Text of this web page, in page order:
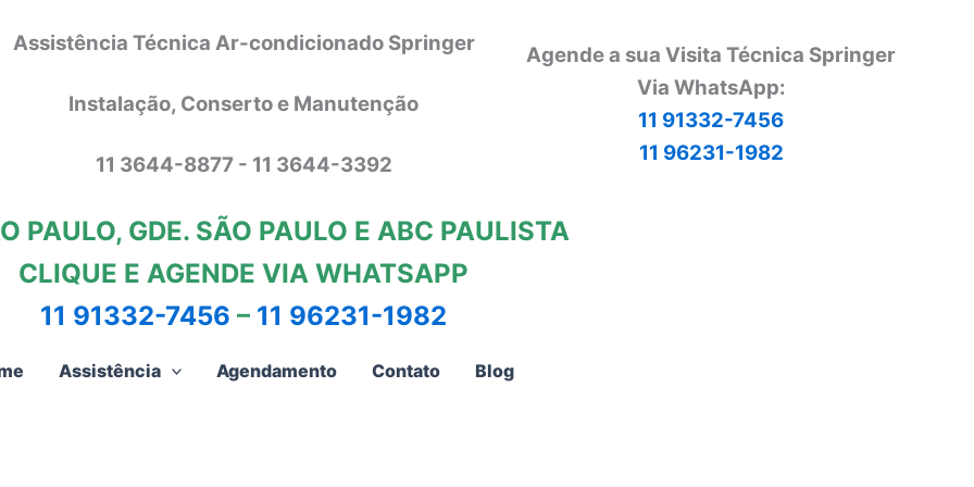
Assistência Técnica Ar-condicionado Springer
Instalação, Conserto e Manutenção
11 3644-8877 - 11 3644-3392
Agende a sua Visita Técnica Springer
Via WhatsApp:
11 91332-7456
11 96231-1982
PAULO, GDE. SÃO PAULO E ABC PAULISTA
CLIQUE E AGENDE VIA WHATSAPP
11 91332-7456 – 11 96231-1982
Assistência Agendamento Contato Blog